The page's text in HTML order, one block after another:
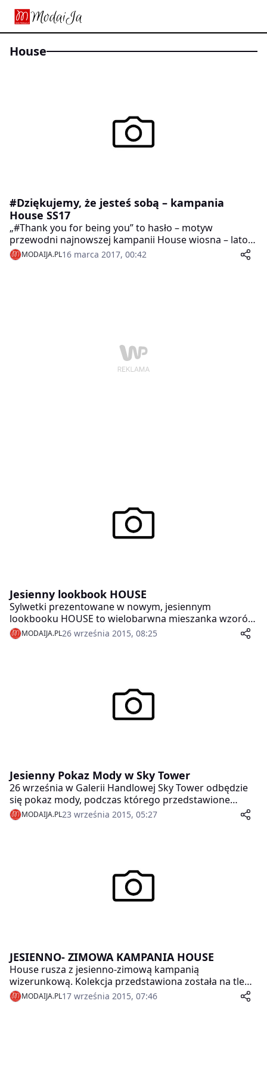
House
#Dziękujemy, że jesteś sobą – kampania
House SS17
„#Thank you for being you” to hasło – motyw
przewodni najnowszej kampanii House wiosna – lato
2017. Intrygujący tytuł jest zaproszeniem do świata
młodych. Autorzy koncepcji postanowili, pokazując ten
MODAIJA.PL16 marca 2017, 00:42
Jesienny lookbook HOUSE
Sylwetki prezentowane w nowym, jesiennym
lookbooku HOUSE to wielobarwna mieszanka wzorów
i tkanin. Dominujące w sezonie jesiennym szarości i
czernie przełamano żywszymi kolorami, takimi jak
MODAIJA.PL26 września 2015, 08:25
Jesienny Pokaz Mody w Sky Tower
26 września w Galerii Handlowej Sky Tower odbędzie
się pokaz mody, podczas którego przedstawione
zostaną modowe propozycje na zbliżający się sezon
jesień-zima 2015/2016. Wydarzenie poprowadzi
MODAIJA.PL23 września 2015, 05:27
JESIENNO- ZIMOWA KAMPANIA HOUSE
House rusza z jesienno-zimową kampanią
wizerunkową. Kolekcja przedstawiona została na tle
Islandii, chłodnej wyspy pełnej bajkowych krajobrazów.
MODAIJA.PL17 września 2015, 07:46